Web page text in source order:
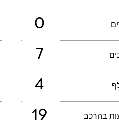
0
7
4
בהרכב 19